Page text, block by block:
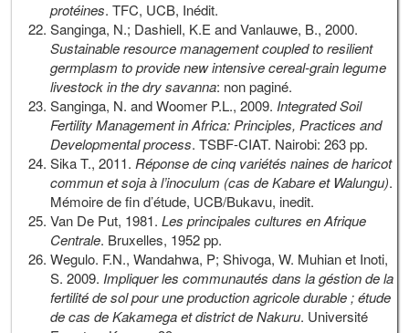
protéines. TFC, UCB, Inédit.
Sanginga, N.; Dashiell, K.E and Vanlauwe, B., 2000.
Sustainable resource management coupled to resilient
germplasm to provide new intensive cereal-grain legume
livestock in the dry savanna: non paginé.
Sanginga, N. and Woomer P.L., 2009. Integrated Soil
Fertility Management in Africa: Principles, Practices and
Developmental process. TSBF-CIAT. Nairobi: 263 pp.
Sika T., 2011. Réponse de cinq variétés naines de haricot
commun et soja à l’inoculum (cas de Kabare et Walungu).
Mémoire de fin d’étude, UCB/Bukavu, inedit.
Van De Put, 1981.Les principales cultures en Afrique
Centrale. Bruxelles, 1952 pp.
Wegulo. F.N., Wandahwa, P; Shivoga, W. Muhian et Inoti,
S. 2009. Impliquer les communautés dans la géstion de la
fertilité de sol pour une production agricole durable ; étude
de cas de Kakamega et district de Nakuru. Université